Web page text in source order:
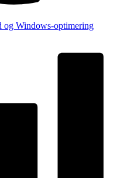
og Windows-optimering